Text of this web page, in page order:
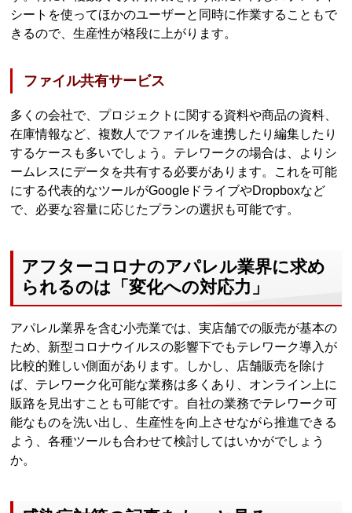
シートを使ってほかのユーザーと同時に作業することもで
きるので、生産性が格段に上がります。
ファイル共有サービス
多くの会社で、プロジェクトに関する資料や商品の資料、
在庫情報など、複数人でファイルを連携したり編集したり
するケースも多いでしょう。テレワークの場合は、よりシ
ームレスにデータを共有する必要があります。これを可能
にする代表的なツールがGoogleドライブやDropboxなど
で、必要な容量に応じたプランの選択も可能です。
アフターコロナのアパレル業界に求め
られるのは「変化への対応力」
アパレル業界を含む小売業では、実店舗での販売が基本の
ため、新型コロナウイルスの影響下でもテレワーク導入が
比較的難しい側面があります。しかし、店舗販売を除け
ば、テレワーク化可能な業務は多くあり、オンライン上に
販路を見出すことも可能です。自社の業務でテレワーク可
能なものを洗い出し、生産性を向上させながら推進できる
よう、各種ツールも合わせて検討してはいかがでしょう
か。